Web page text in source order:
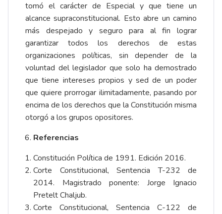
tomó el carácter de Especial y que tiene un
alcance supraconstitucional. Esto abre un camino
más despejado y seguro para al fin lograr
garantizar todos los derechos de estas
organizaciones políticas, sin depender de la
voluntad del legislador que solo ha demostrado
que tiene intereses propios y sed de un poder
que quiere prorrogar ilimitadamente, pasando por
encima de los derechos que la Constitución misma
otorgó a los grupos opositores.
Referencias
Constitución Política de 1991. Edición 2016.
Corte Constitucional, Sentencia T-232 de
2014. Magistrado ponente: Jorge Ignacio
Pretelt Chaljub.
Corte Constitucional, Sentencia C-122 de